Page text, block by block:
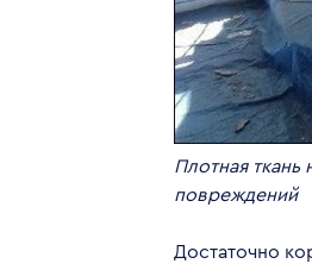
Плотная ткань
повреждений
Достаточно